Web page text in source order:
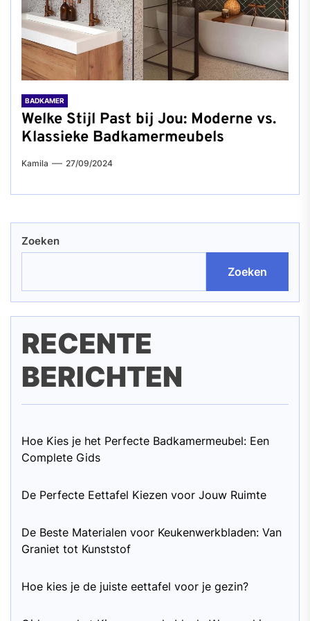
BADKAMER
Welke Stijl Past bij Jou: Moderne vs.
Klassieke Badkamermeubels
Kamila 27/09/2024
Zoeken
Zoeken
RECENTE
BERICHTEN
Hoe Kies je het Perfecte Badkamermeubel: Een
Complete Gids
De Perfecte Eettafel Kiezen voor Jouw Ruimte
De Beste Materialen voor Keukenwerkbladen: Van
Graniet tot Kunststof
Hoe kies je de juiste eettafel voor je gezin?